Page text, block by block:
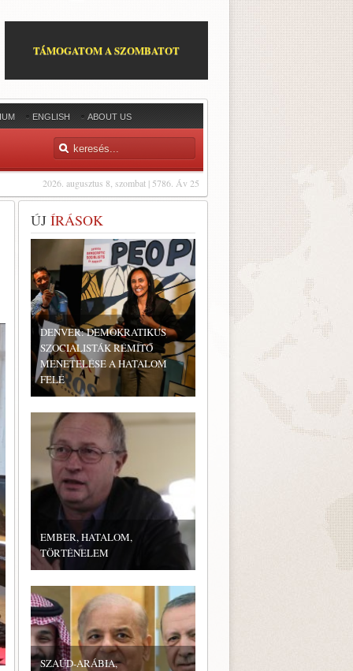
TÁMOGATOM A SZOMBATOT
ENGLISH ABOUT US
2026. augusztus 8, szombat | 5786. Áv 25
ÚJ ÍRÁSOK
DENVER: DEMOKRATIKUS
SZOCIALISTÁK RÉMÍTŐ
MENETELÉSE A HATALOM
FELÉ
EMBER, HATALOM,
TÖRTÉNELEM
SZAÚD-ARÁBIA,